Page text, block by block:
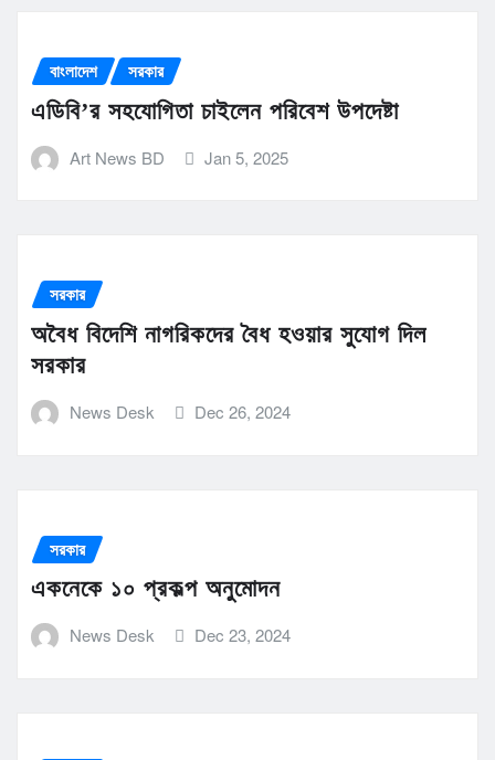
বাংলাদেশ সরকার
এডিবি’র সহযোগিতা চাইলেন পরিবেশ উপদেষ্টা
Art News BD Jan 5, 2025
সরকার
অবৈধ বিদেশি নাগরিকদের বৈধ হওয়ার সুযোগ দিল
সরকার
News Desk Dec 26, 2024
সরকার
একনেকে ১০ প্রকল্প অনুমোদন
News Desk Dec 23, 2024